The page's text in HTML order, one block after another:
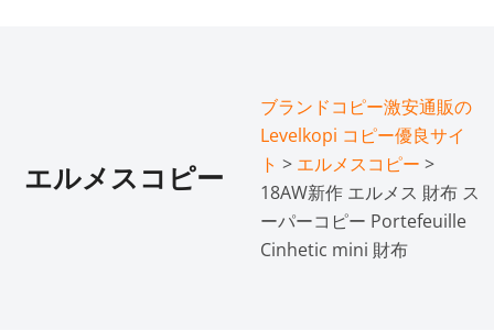
エルメスコピー
ブランドコピー激安通販の
Levelkopi コピー優良サイ
ト > エルメスコピー >
18AW新作 エルメス 財布 ス
ーパーコピー Portefeuille
Cinhetic mini 財布